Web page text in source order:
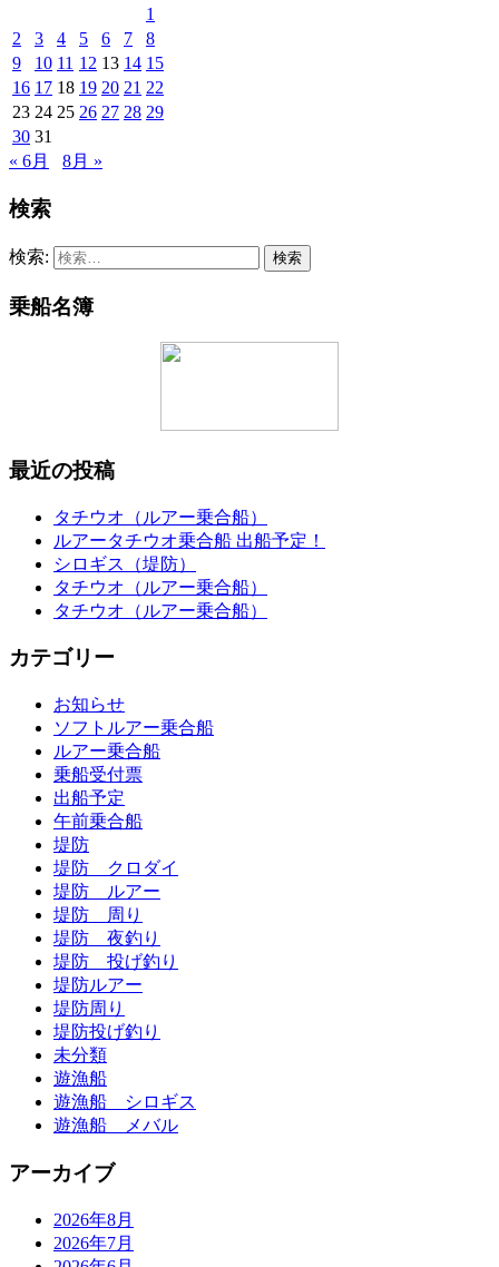
1
2
3 4 5 6 7
8
9
10 11 12 13 14 15
16 17 18 19 20 21 22
23 24 25 26 27 28 29
30 31
« 6月
8月 »
検索
検索:
乗船名簿
最近の投稿
タチウオ（ルアー乗合船）
ルアータチウオ乗合船 出船予定！
シロギス（堤防）
タチウオ（ルアー乗合船）
タチウオ（ルアー乗合船）
カテゴリー
お知らせ
ソフトルアー乗合船
ルアー乗合船
乗船受付票
出船予定
午前乗合船
堤防
堤防 クロダイ
堤防 ルアー
堤防 周り
堤防 夜釣り
堤防 投げ釣り
堤防ルアー
堤防周り
堤防投げ釣り
未分類
遊漁船
遊漁船 シロギス
遊漁船 メバル
アーカイブ
2026年8月
2026年7月